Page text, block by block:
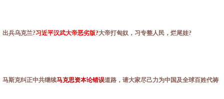
出兵乌克兰?习近平汉武大帝恶劣版?大帝打匈奴，习专整人民，烂尾娃?
马斯克纠正中共继续马克思资本论错误道路，请大家尽己力为中国及全球百姓代祷